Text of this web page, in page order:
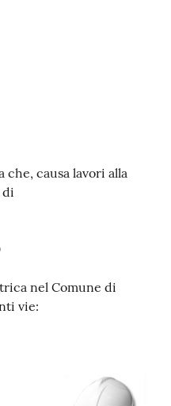
causa lavori alla
di
nel Comune di
vie: